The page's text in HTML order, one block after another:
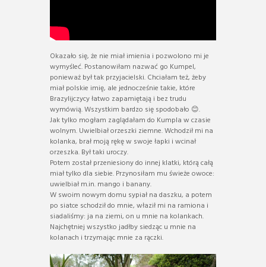
Okazało się, że nie miał imienia i pozwolono mi je
wymyśleć. Postanowiłam nazwać go Kumpel,
ponieważ był tak przyjacielski. Chciałam też, żeby
miał polskie imię, ale jednocześnie takie, które
Brazylijczycy łatwo zapamiętają i bez trudu
wymówią. Wszystkim bardzo się spodobało 😊.
Jak tylko mogłam zaglądałam do Kumpla w czasie
wolnym. Uwielbiał orzeszki ziemne. Wchodził mi na
kolanka, brał moją rękę w swoje łapki i wcinał
orzeszka. Był taki uroczy.
Potem został przeniesiony do innej klatki, którą całą
miał tylko dla siebie. Przynosiłam mu świeże owoce:
uwielbiał m.in. mango i banany.
W swoim nowym domu sypiał na daszku, a potem
po siatce schodził do mnie, właził mi na ramiona i
siadaliśmy: ja na ziemi, on u mnie na kolankach.
Najchętniej wszystko jadłby siedząc u mnie na
kolanach i trzymając mnie za rączki.